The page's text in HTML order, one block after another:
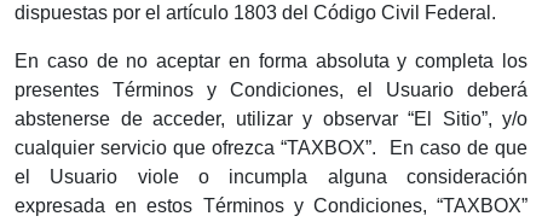
dispuestas por el artículo 1803 del Código Civil Federal.
En caso de no aceptar en forma absoluta y completa los
presentes Términos y Condiciones, el Usuario deberá
abstenerse de acceder, utilizar y observar “El Sitio”, y/o
cualquier servicio que ofrezca “TAXBOX”. En caso de que
el Usuario viole o incumpla alguna consideración
expresada en estos Términos y Condiciones, “TAXBOX”